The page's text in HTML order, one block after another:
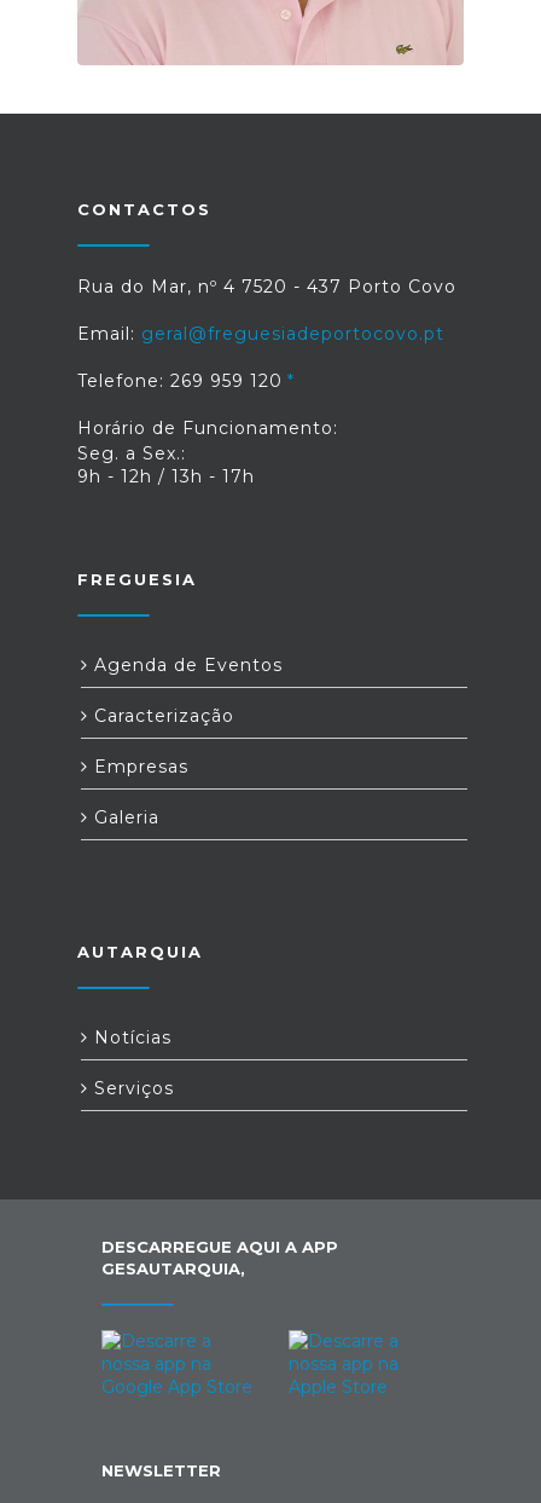
CONTACTOS
Rua do Mar, nº 4 7520 - 437 Porto Covo
Email: geral@freguesiadeportocovo.pt
Telefone: 269 959 120
Horário de Funcionamento:
Seg. a Sex.:
9h - 12h / 13h - 17h
FREGUESIA
Agenda de Eventos
Caracterização
Empresas
Galeria
AUTARQUIA
Notícias
Serviços
DESCARREGUE AQUI A APP
GESAUTARQUIA,
NEWSLETTER